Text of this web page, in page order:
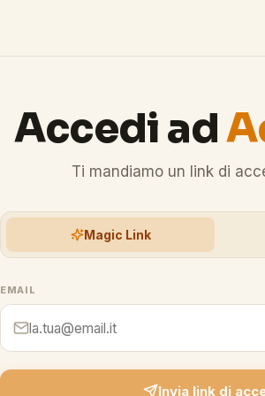
Accedi ad
Ti mandiamo un link di
Magic Link
EMAIL
Invia link di